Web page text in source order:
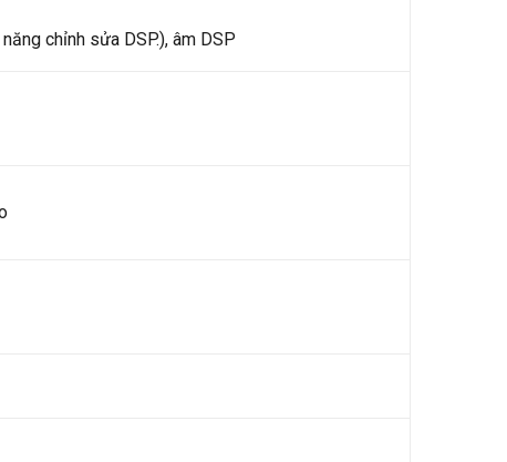
chỉnh sửa DSP.), âm DSP